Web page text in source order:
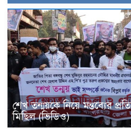
শেখ তন্ময়কে নিয়ে মন্তব্যের
মিছিল (ভিডিও)